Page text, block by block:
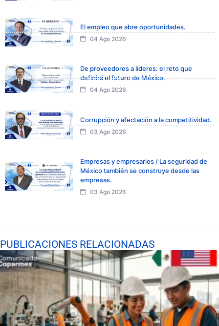
El empleo que abre oportunidades.
04 Ago 2026
De proveedores a líderes: el reto que
definirá el futuro de México.
04 Ago 2026
Corrupción y afectación a la competitividad.
03 Ago 2026
Empresas y empresarios / La seguridad de
México también se construye desde las
empresas.
03 Ago 2026
PUBLICACIONES RELACIONADAS